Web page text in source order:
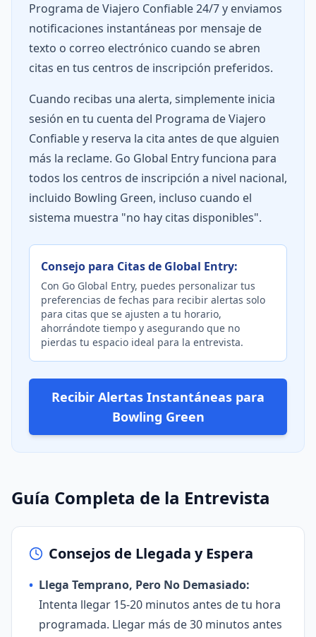
Programa de Viajero Confiable 24/7 y enviamos
notificaciones instantáneas por mensaje de
texto o correo electrónico cuando se abren
citas en tus centros de inscripción preferidos.
Cuando recibas una alerta, simplemente inicia
sesión en tu cuenta del Programa de Viajero
Confiable y reserva la cita antes de que alguien
más la reclame. Go Global Entry funciona para
todos los centros de inscripción a nivel nacional,
incluido Bowling Green, incluso cuando el
sistema muestra "no hay citas disponibles".
Consejo para Citas de Global Entry:
Con Go Global Entry, puedes personalizar tus
preferencias de fechas para recibir alertas solo
para citas que se ajusten a tu horario,
ahorrándote tiempo y asegurando que no
pierdas tu espacio ideal para la entrevista.
Recibir Alertas Instantáneas para
Bowling Green
Guía Completa de la Entrevista
Consejos de Llegada y Espera
• Llega Temprano, Pero No Demasiado:
Intenta llegar 15-20 minutos antes de tu hora
programada. Llegar más de 30 minutos antes